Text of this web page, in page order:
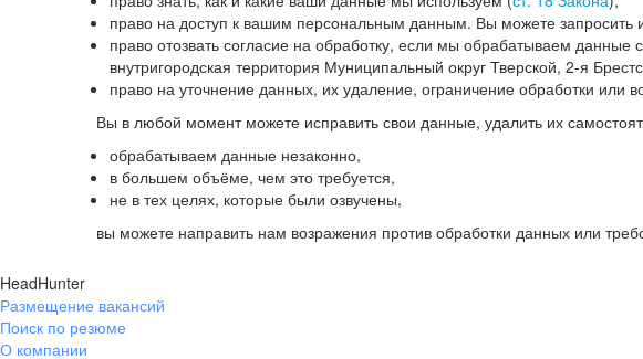
право на доступ к вашим персональным данным. Вы можете запросить
право отозвать согласие на обработку, если мы обрабатываем данные
внутригородская территория Муниципальный округ Тверской, 2-я
право на уточнение данных, их удаление, ограничение обработки или
Вы в любой момент можете исправить свои данные, удалить их
обрабатываем данные незаконно,
в большем объёме, чем это требуется,
не в тех целях, которые были озвучены,
вы можете направить нам возражения против обработки данных или
HeadHunter
Размещение вакансий
Поиск по резюме
О компании